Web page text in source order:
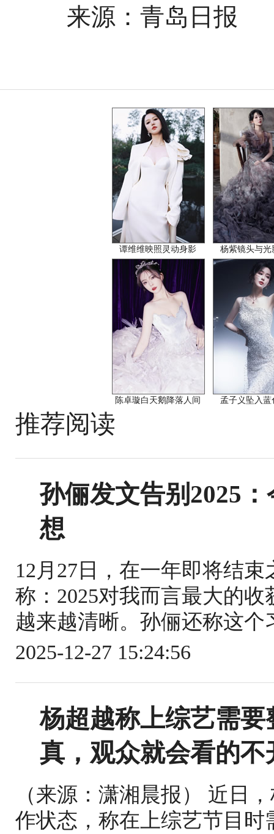
来源：青岛日报
谭维维映照灵动身影 杨紫镜头与光
陈卓璇白天鹅降落人间 孟子义坠入蓝
推荐阅读
孙俪发文告别2025
想
12月27日，在一年即将结
称：2025对我而言最大的
越来越清晰。孙俪还称这
2025-12-27 15:24:56
杨超越称上综艺需
真，观众就会看的不
（来源：潇湘晨报） 近日
作状态，称在上综艺节目